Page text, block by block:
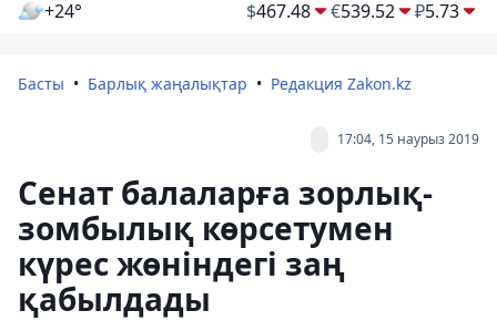
+24° $467.48 €539.52 ₽5.73
Басты Барлық жаңалықтар Редакция Zakon.kz
17:04, 15 наурыз 2019
Сенат балаларға зорлық-
зомбылық көрсетумен
күрес жөніндегі заң
қабылдады